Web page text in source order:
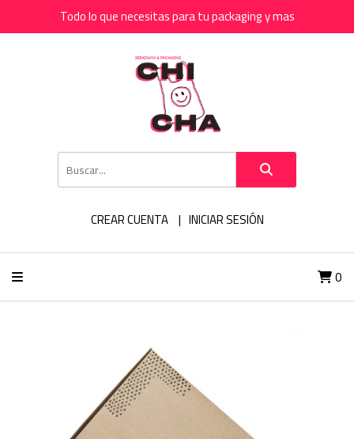
Todo lo que necesitas para tu packaging y mas
CREAR CUENTA INICIAR SESIÓN
0